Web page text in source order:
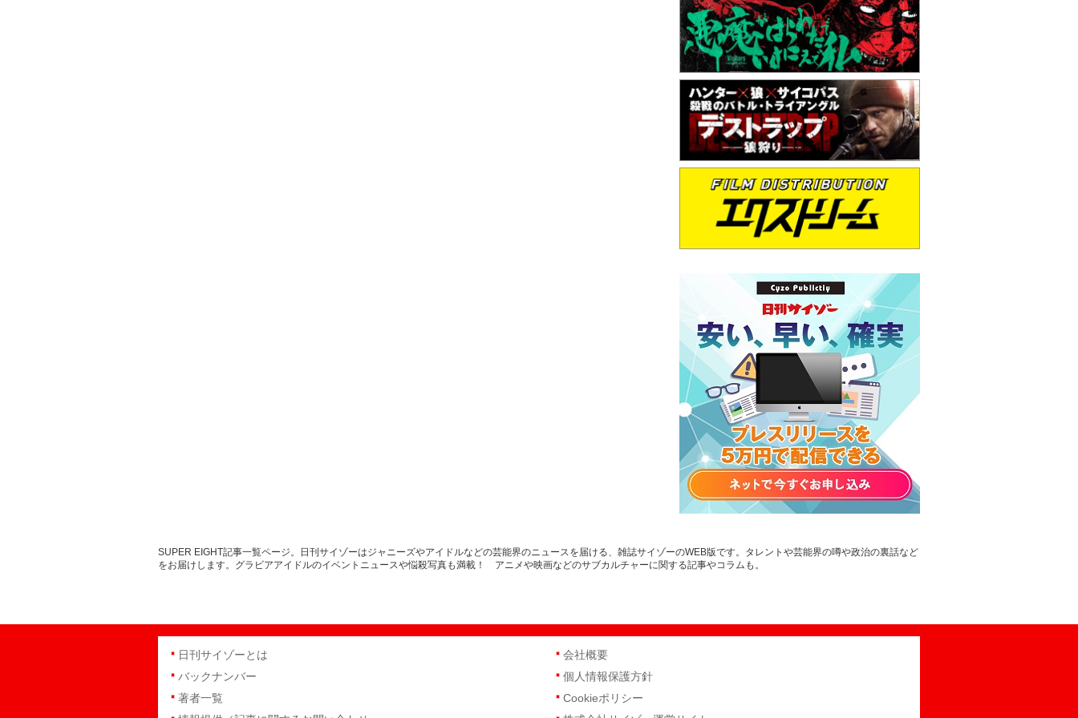
SUPER EIGHT記事一覧ページ。日刊サイゾーはジャニーズやアイドルなどの芸能界のニュースを届ける、雑誌サイゾーのWEB版です。タレントや芸能界の噂や政治の裏話など
をお届けします。グラビアアイドルのイベントニュースや悩殺写真も満載！ アニメや映画などのサブカルチャーに関する記事やコラムも。
日刊サイゾーとは
バックナンバー
著者一覧
会社概要
個人情報保護方針
Cookieポリシー